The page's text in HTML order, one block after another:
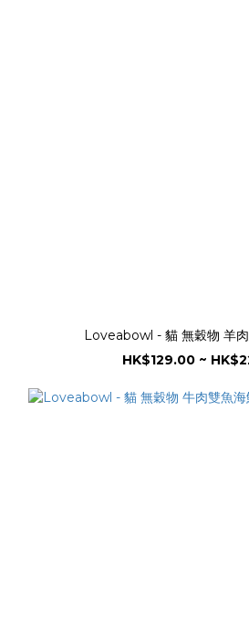
Loveabowl - 貓 無穀物 羊
HK$129.00 ~